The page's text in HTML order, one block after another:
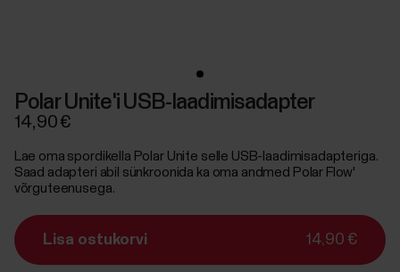
Polar Unite'i USB-laadimisadapter
14,90 €
Lae oma spordikella Polar Unite selle USB-laadimisadapteriga.
Saad adapteri abil sünkroonida ka oma andmed Polar Flow'
võrguteenusega.
Lisa ostukorvi 14,90 €